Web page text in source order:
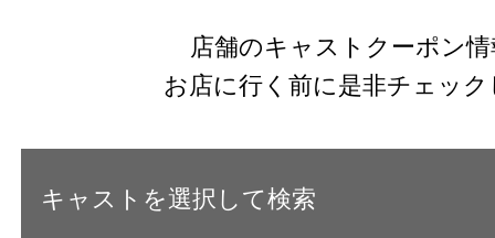
店舗のキャストクーポン
お店に行く前に是非チェッ
キャストを選択して検索